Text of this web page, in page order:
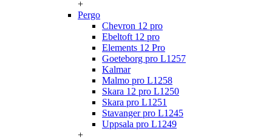
+
Pergo
Chevron 12 pro
Ebeltoft 12 pro
Elements 12 Pro
Goeteborg pro L1257
Kalmar
Malmo pro L1258
Skara 12 pro L1250
Skara pro L1251
Stavanger pro L1245
Uppsala pro L1249
+